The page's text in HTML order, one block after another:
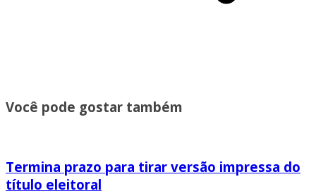
Você pode gostar também
Termina prazo para tirar versão impressa do
título eleitoral